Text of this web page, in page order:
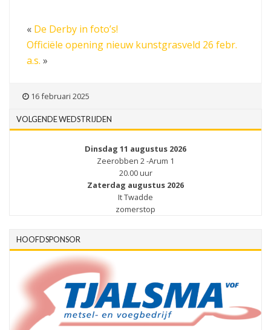
« De Derby in foto’s!
Officiële opening nieuw kunstgrasveld 26 febr.
a.s. »
16 februari 2025
VOLGENDE WEDSTRIJDEN
Dinsdag 11 augustus 2026
Zeerobben 2 -Arum 1
20.00 uur
Zaterdag augustus 2026
It Twadde
zomerstop
HOOFDSPONSOR